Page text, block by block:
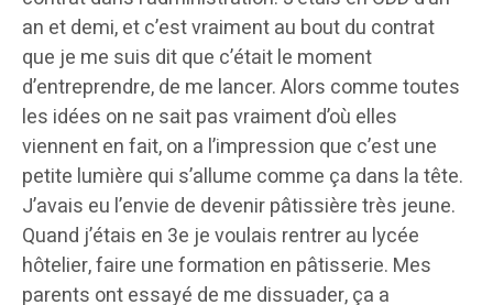
an et demi, et c’est vraiment au bout du contrat
que je me suis dit que c’était le moment
d’entreprendre, de me lancer. Alors comme toutes
les idées on ne sait pas vraiment d’où elles
viennent en fait, on a l’impression que c’est une
petite lumière qui s’allume comme ça dans la tête.
J’avais eu l’envie de devenir pâtissière très jeune.
Quand j’étais en 3e je voulais rentrer au lycée
hôtelier, faire une formation en pâtisserie. Mes
parents ont essayé de me dissuader, ça a